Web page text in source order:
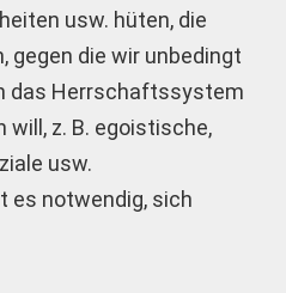
usw. hüten, die
gegen die wir unbedingt
das Herrschaftssystem
will, z. B. egoistische,
usw.
es notwendig, sich